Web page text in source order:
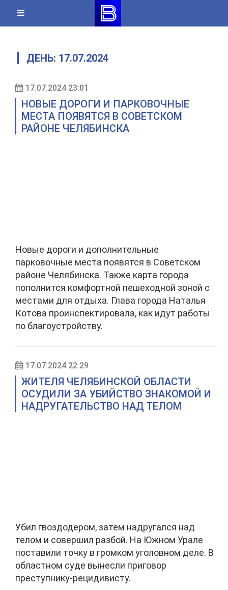
content
ДЕНЬ: 17.07.2024
17.07.2024 23:01
НОВЫЕ ДОРОГИ И ПАРКОВОЧНЫЕ
МЕСТА ПОЯВЯТСЯ В СОВЕТСКОМ
РАЙОНЕ ЧЕЛЯБИНСКА
Новые дороги и дополнительные
парковочные места появятся в Советском
районе Челябинска. Также карта города
пополнится комфортной пешеходной зоной с
местами для отдыха. Глава города Наталья
Котова проинспектировала, как идут работы
по благоустройству.
17.07.2024 22:29
ЖИТЕЛЯ ЧЕЛЯБИНСКОЙ ОБЛАСТИ
ОСУДИЛИ ЗА УБИЙСТВО ЗНАКОМОЙ И
НАДРУГАТЕЛЬСТВО НАД ТЕЛОМ
Убил гвоздодером, затем надругался над
телом и совершил разбой. На Южном Урале
поставили точку в громком уголовном деле. В
областном суде вынесли приговор
преступнику-рецидивисту.